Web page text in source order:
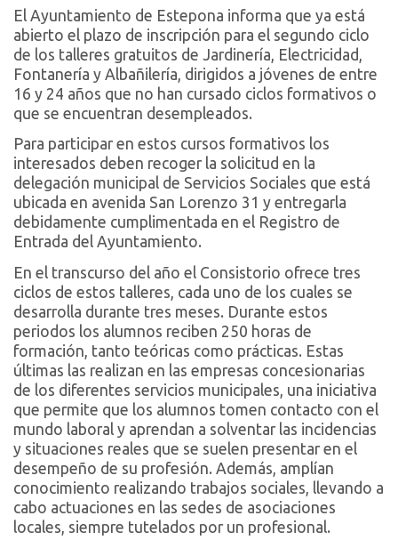
El Ayuntamiento de Estepona informa que ya está
abierto el plazo de inscripción para el segundo ciclo
de los talleres gratuitos de Jardinería, Electricidad,
Fontanería y Albañilería, dirigidos a jóvenes de entre
16 y 24 años que no han cursado ciclos formativos o
que se encuentran desempleados.
Para participar en estos cursos formativos los
interesados deben recoger la solicitud en la
delegación municipal de Servicios Sociales que está
ubicada en avenida San Lorenzo 31 y entregarla
debidamente cumplimentada en el Registro de
Entrada del Ayuntamiento.
En el transcurso del año el Consistorio ofrece tres
ciclos de estos talleres, cada uno de los cuales se
desarrolla durante tres meses. Durante estos
periodos los alumnos reciben 250 horas de
formación, tanto teóricas como prácticas. Estas
últimas las realizan en las empresas concesionarias
de los diferentes servicios municipales, una iniciativa
que permite que los alumnos tomen contacto con el
mundo laboral y aprendan a solventar las incidencias
y situaciones reales que se suelen presentar en el
desempeño de su profesión. Además, amplían
conocimiento realizando trabajos sociales, llevando a
cabo actuaciones en las sedes de asociaciones
locales, siempre tutelados por un profesional.